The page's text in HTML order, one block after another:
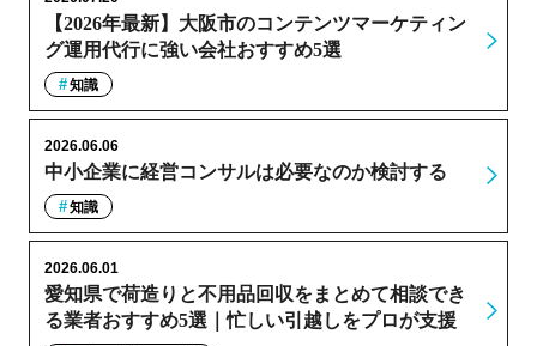
【2026年最新】大阪市のコンテンツマーケティン
グ運用代行に強い会社おすすめ5選
知識
中小企業に経営コンサルは必要なのか検討する
2026.06.06
知識
愛知県で荷造りと不用品回収をまとめて相談でき
る業者おすすめ5選｜忙しい引越しをプロが支援
2026.06.01